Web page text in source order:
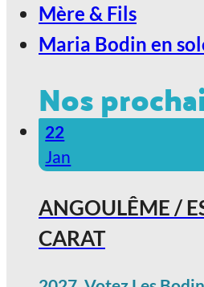
Mère & Fils
Maria Bodin en
Nos
22
Jan
ANGOULÊME /
CARAT